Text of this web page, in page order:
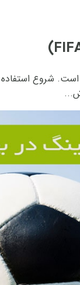
استفاده